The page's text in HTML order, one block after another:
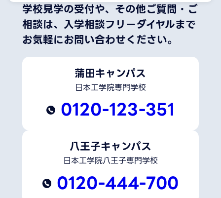
学校見学の受付や、その他ご質問・ご
相談は、 入学相談フリーダイヤルまで
お気軽にお問い合わせください。
蒲田キャンパス
日本工学院専門学校
0120-123-351
八王子キャンパス
日本工学院八王子専門学校
0120-444-700